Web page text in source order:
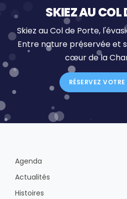
SKIEZ AU COL
Skiez au Col de Porte,
Entre nature préservée et
cœur de la
RÉSERVEZ
Agenda
Actualités
Histoires